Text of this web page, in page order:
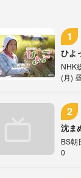
ひよ
NHK
(月)
沈ま
BS朝
0